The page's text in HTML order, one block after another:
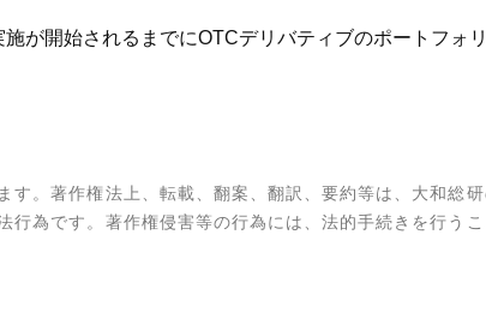
が開始されるまでにOTCデリバティブのポートフォ
。著作権法上、転載、翻案、翻訳、要約等は、大和総
行為です。著作権侵害等の行為には、法的手続きを行う